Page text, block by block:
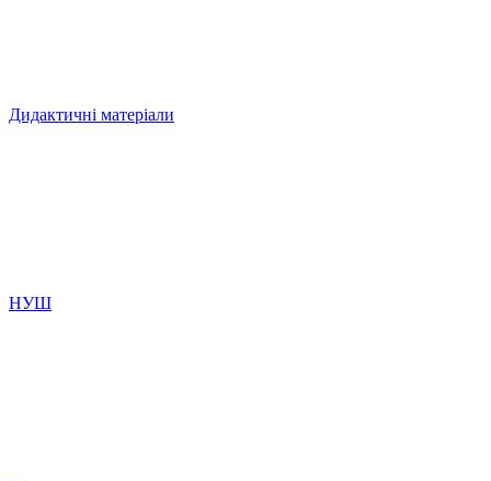
Дидактичні матеріали
НУШ